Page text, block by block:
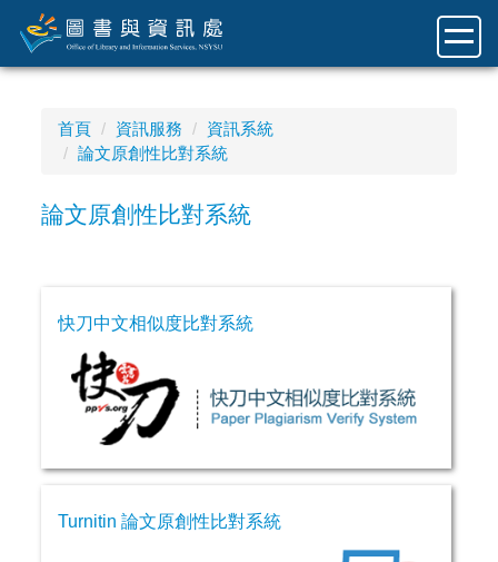
到
主
首頁 資訊服務
資訊系統
論文原創性比對系統
論文原創性比對系統
快刀中文相似度比對系統
Turnitin 論文原創性比對系統